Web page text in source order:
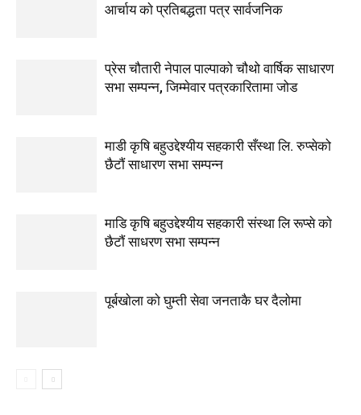
आर्चाय काे प्रतिबद्धता पत्र सार्वजनिक
प्रेस चौतारी नेपाल पाल्पाको चौथो वार्षिक साधारण
सभा सम्पन्न, जिम्मेवार पत्रकारितामा जोड
माडी कृषि बहुउद्देश्यीय सहकारी सँस्था लि. रुप्सेको
छैटाैं साधारण सभा सम्पन्न
माडि कृषि बहुउद्देश्यीय सहकारी संस्था लि रूप्से काे
छैटाैं साधरण सभा सम्पन्न
पूर्बखाेला काे घुम्ती सेवा जनताकै घर दैलाेमा